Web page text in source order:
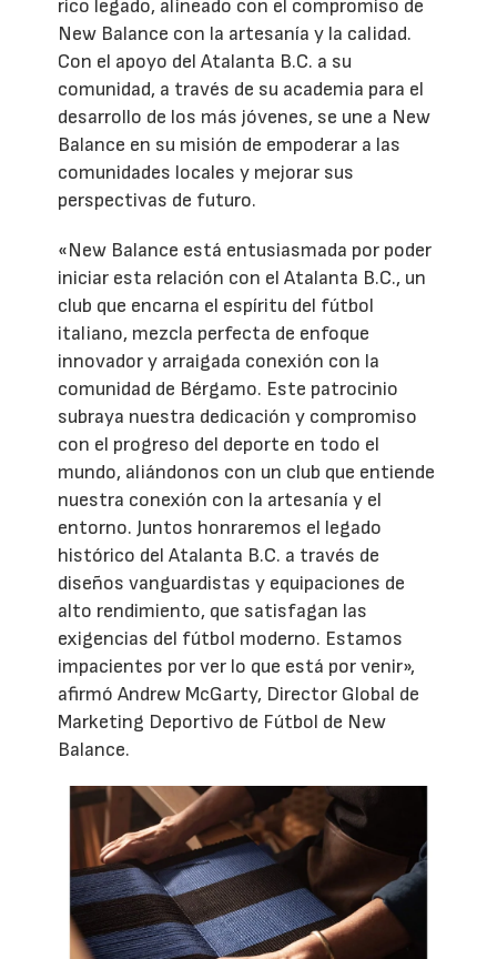
rico legado, alineado con el compromiso de
New Balance con la artesanía y la calidad.
Con el apoyo del Atalanta B.C. a su
comunidad, a través de su academia para el
desarrollo de los más jóvenes, se une a New
Balance en su misión de empoderar a las
comunidades locales y mejorar sus
perspectivas de futuro.
«New Balance está entusiasmada por poder
iniciar esta relación con el Atalanta B.C., un
club que encarna el espíritu del fútbol
italiano, mezcla perfecta de enfoque
innovador y arraigada conexión con la
comunidad de Bérgamo. Este patrocinio
subraya nuestra dedicación y compromiso
con el progreso del deporte en todo el
mundo, aliándonos con un club que entiende
nuestra conexión con la artesanía y el
entorno. Juntos honraremos el legado
histórico del Atalanta B.C. a través de
diseños vanguardistas y equipaciones de
alto rendimiento, que satisfagan las
exigencias del fútbol moderno. Estamos
impacientes por ver lo que está por venir»,
afirmó Andrew McGarty, Director Global de
Marketing Deportivo de Fútbol de New
Balance.